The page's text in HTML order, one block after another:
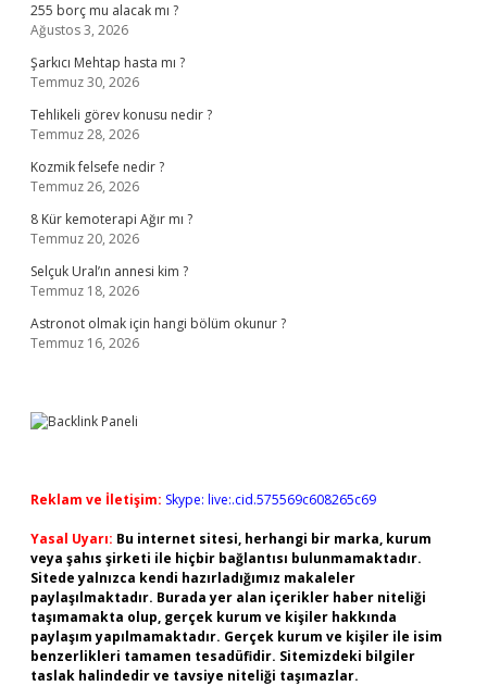
255 borç mu alacak mı ?
Ağustos 3, 2026
Şarkıcı Mehtap hasta mı ?
Temmuz 30, 2026
Tehlikeli görev konusu nedir ?
Temmuz 28, 2026
Kozmik felsefe nedir ?
Temmuz 26, 2026
8 Kür kemoterapi Ağır mı ?
Temmuz 20, 2026
Selçuk Ural’ın annesi kim ?
Temmuz 18, 2026
Astronot olmak için hangi bölüm okunur ?
Temmuz 16, 2026
Reklam ve İletişim: Skype: live:.cid.575569c608265c69
Yasal Uyarı: Bu internet sitesi, herhangi bir marka, kurum
veya şahıs şirketi ile hiçbir bağlantısı bulunmamaktadır.
Sitede yalnızca kendi hazırladığımız makaleler
paylaşılmaktadır. Burada yer alan içerikler haber niteliği
taşımamakta olup, gerçek kurum ve kişiler hakkında
paylaşım yapılmamaktadır. Gerçek kurum ve kişiler ile isim
benzerlikleri tamamen tesadüfidir. Sitemizdeki bilgiler
taslak halindedir ve tavsiye niteliği taşımazlar.